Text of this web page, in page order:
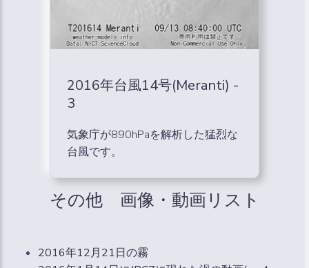
2016年台風14号(Meranti) -
3
気象庁が890hPaを解析した猛烈な
台風です。
その他 画像・動画リスト
2016年12月21日の霧